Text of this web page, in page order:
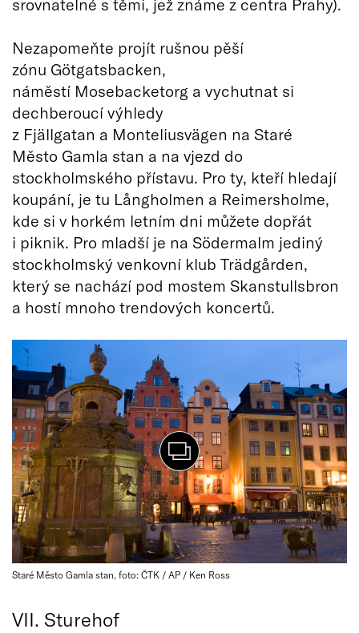
srovnatelné s těmi, jež známe z centra Prahy).
Nezapomeňte projít rušnou pěší
zónu Götgatsbacken,
náměstí Mosebacketorg a vychutnat si
dechberoucí výhledy
z Fjällgatan a Monteliusvägen na Staré
Město Gamla stan a na vjezd do
stockholmského přístavu. Pro ty, kteří hledají
koupání, je tu Långholmen a Reimersholme,
kde si v horkém letním dni můžete dopřát
i piknik. Pro mladší je na Södermalm jediný
stockholmský venkovní klub Trädgården,
který se nachází pod mostem Skanstullsbron
a hostí mnoho trendových koncertů.
Staré Město Gamla stan, foto: ČTK / AP / Ken Ross
VII. Sturehof